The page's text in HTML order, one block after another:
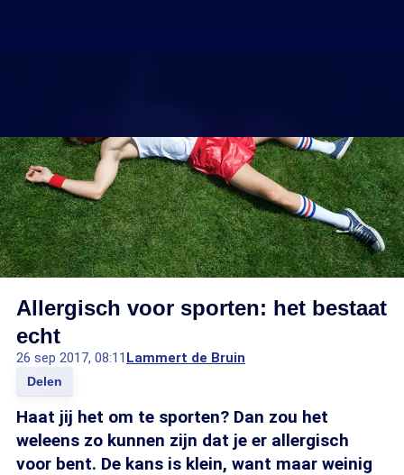
Allergisch voor sporten: het bestaat
echt
26 sep 2017, 08:11 Lammert de Bruin
Delen
Haat jij het om te sporten? Dan zou het
weleens zo kunnen zijn dat je er allergisch
voor bent. De kans is klein, want maar weinig